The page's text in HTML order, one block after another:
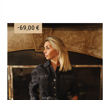
-69,00 €